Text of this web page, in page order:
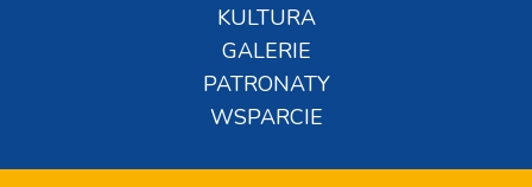
KULTURA
GALERIE
PATRONATY
WSPARCIE